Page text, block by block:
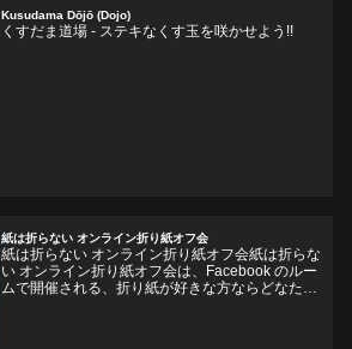
Kusudama Dōjō (Dojo)
くすだま道場 - ステキなくす玉を咲かせよう!!
紙は折らない オンライン折り紙オフ会
紙は折らない オンライン折り紙オフ会紙は折らな
い オンライン折り紙オフ会は、Facebook のルー
ムで開催される、折り紙が好きな方ならどなたで